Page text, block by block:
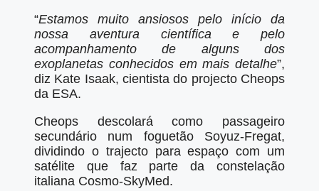
“Estamos muito ansiosos pelo início da
nossa aventura científica e pelo
acompanhamento de alguns dos
exoplanetas conhecidos em mais detalhe”,
diz Kate Isaak, cientista do projecto Cheops
da ESA.
Cheops descolará como passageiro
secundário num foguetão Soyuz-Fregat,
dividindo o trajecto para espaço com um
satélite que faz parte da constelação
italiana Cosmo-SkyMed.